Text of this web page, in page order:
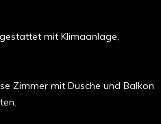
mit Klimaanlage,
Zimmer mit Dusche und Balkon